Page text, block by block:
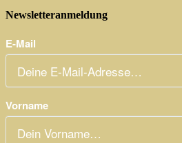
Newsletteranmeldung